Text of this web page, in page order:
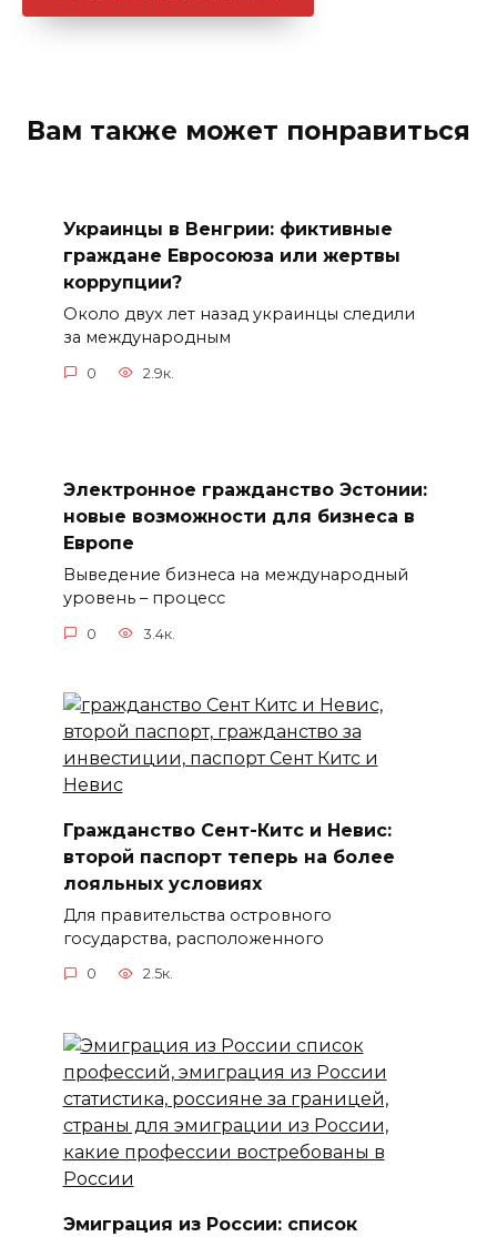
Вам также может понравиться
Украинцы в Венгрии: фиктивные
граждане Евросоюза или жертвы
коррупции?
Около двух лет назад украинцы следили
за международным
0 2.9к.
Электронное гражданство Эстонии:
новые возможности для бизнеса в
Европе
Выведение бизнеса на международный
уровень – процесс
0 3.4к.
Гражданство Сент-Китс и Невис:
второй паспорт теперь на более
лояльных условиях
Для правительства островного
государства, расположенного
0 2.5к.
Эмиграция из России: список